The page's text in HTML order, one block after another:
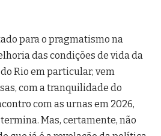
para o pragmatismo na
das condições de vida da
Rio em particular, vem
com a tranquilidade do
com as urnas em 2026,
Mas, certamente, não